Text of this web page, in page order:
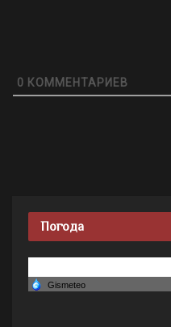
0 КОММЕНТАРИЕВ
Погода